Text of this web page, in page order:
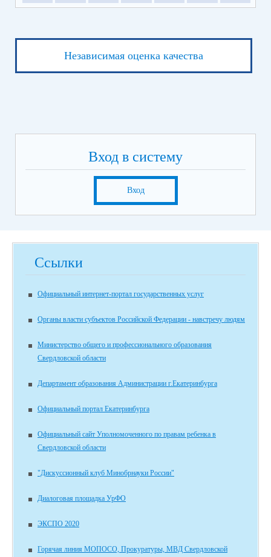
Независимая оценка качества
Вход в систему
Вход
Ссылки
Официальный интернет-портал государственных услуг
Органы власти субъектов Российской Федерации - навстречу людям
Министерство общего и профессионального образования
Свердловской области
Департамент образования Администрации г.Екатеринбурга
Официальный портал Екатеринбурга
Официальный сайт Уполномоченного по правам ребенка в
Свердловской области
"Дискуссионный клуб Минобрнауки России"
Диалоговая площадка УрФО
ЭКСПО 2020
Горячая линия МОПОСО, Прокуратуры, МВД Свердловской